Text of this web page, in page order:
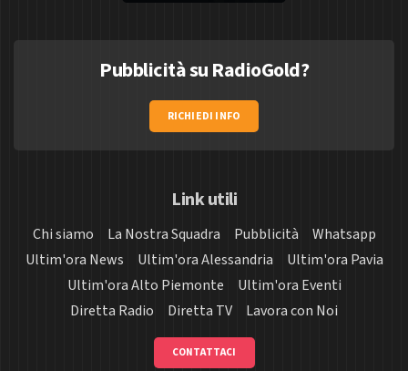
Pubblicità su RadioGold?
RICHIEDI INFO
Link utili
Chi siamo La Nostra Squadra Pubblicità
Whatsapp
Ultim'ora News
Ultim'ora Alessandria
Ultim'ora Pavia
Ultim'ora Alto Piemonte
Ultim'ora Eventi
Diretta Radio
Diretta TV Lavora con Noi
CONTATTACI